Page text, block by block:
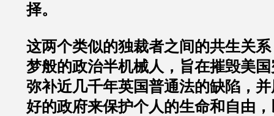
择。
这两个类似的独裁者之间的共生关
梦般的政治半机械人，旨在摧毁美
弥补近几千年英国普通法的缺陷，
好的政府来保护个人的生命和自由